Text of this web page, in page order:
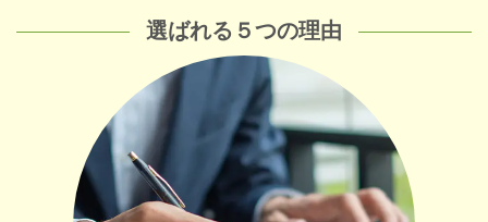
選ばれる ５つの理由